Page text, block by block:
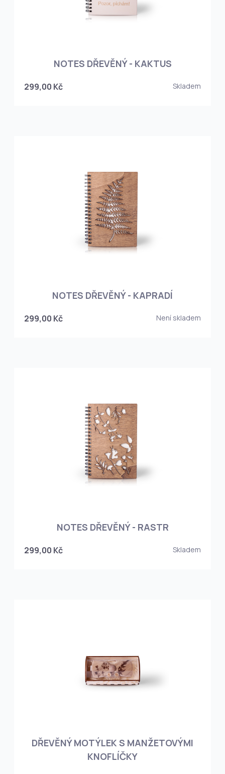
NOTES DŘEVĚNÝ - KAKTUS
299,00 Kč Skladem
NOTES DŘEVĚNÝ - KAPRADÍ
299,00 Kč Není skladem
NOTES DŘEVĚNÝ - RASTR
299,00 Kč Skladem
DŘEVĚNÝ MOTÝLEK S MANŽETOVÝMI
KNOFLÍČKY